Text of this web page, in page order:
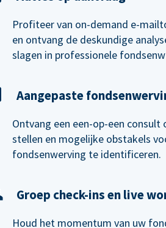
Profiteer van on-demand e-
en ontvang de deskundige
slagen in professionele
Aangepaste
Ontvang een een-op-een
stellen en mogelijke obstakels
fondsenwerving te identificeren.
Groep check-ins en live
Houd het momentum van uw